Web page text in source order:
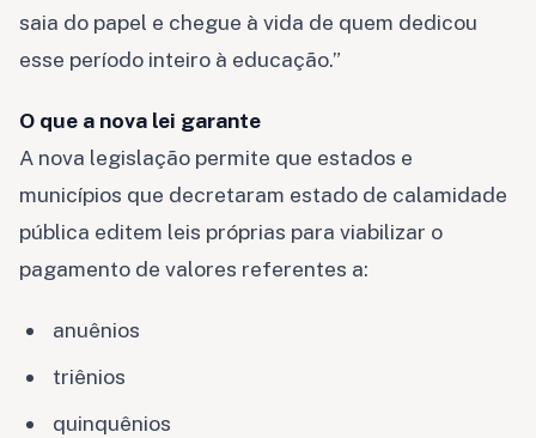
saia do papel e chegue à vida de quem dedicou
esse período inteiro à educação.”
O que a nova lei garante
A nova legislação permite que estados e
municípios que decretaram estado de calamidade
pública editem leis próprias para viabilizar o
pagamento de valores referentes a:
anuênios
triênios
quinquênios